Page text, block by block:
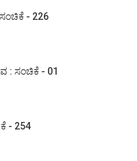
- 226
ಸಂಚಿಕೆ - 01
- 254